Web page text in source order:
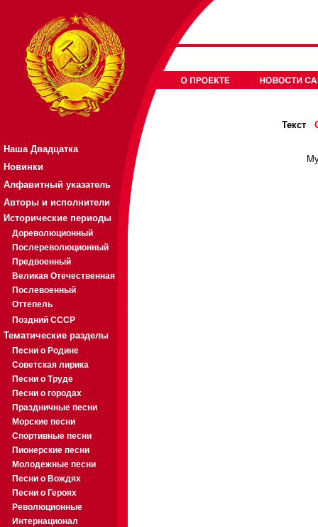
Наша Двадцатка
Новинки
Алфавитный указатель
Авторы и исполнители
Исторические периоды
Дореволюционный
Послереволюционный
Предвоенный
Великая Отечественная
Послевоенный
Оттепель
Поздний СССР
Тематические разделы
Песни о Родине
Советская лирика
Песни о Труде
Песни о городах
Праздничные песни
Морские песни
Спортивные песни
Пионерские песни
Молодежные песни
Песни о Вождях
Песни о Героях
Революционные
Интернационал
Текст